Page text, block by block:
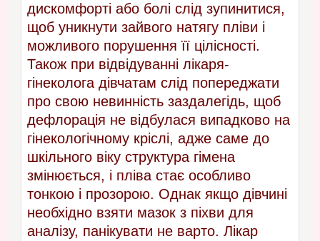
дискомфорті або болі слід зупинитися,
щоб уникнути зайвого натягу пліви і
можливого порушення її цілісності.
Також при відвідуванні лікаря-
гінеколога дівчатам слід попереджати
про свою невинність заздалегідь, щоб
дефлорація не відбулася випадково на
гінекологічному кріслі, адже саме до
шкільного віку структура гімена
змінюється, і пліва стає особливо
тонкою і прозорою. Однак якщо дівчині
необхідно взяти мазок з піхви для
аналізу, панікувати не варто. Лікар